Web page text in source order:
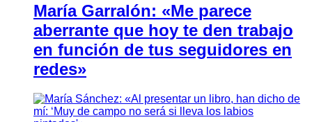
María Garralón: «Me parece
aberrante que hoy te den trabajo
en función de tus seguidores en
redes»